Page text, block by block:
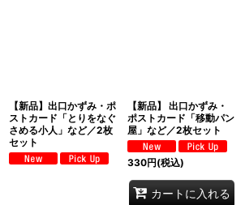
【新品】出口かずみ・ポ
ストカード「とりをなぐ
さめる小人」など／2枚
セット
【新品】 出口かずみ・
ポストカード「移動パン
屋」など／2枚セット
330円(税込)
カートに入れる